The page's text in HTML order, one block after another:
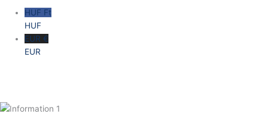
HUF Ft
HUF
EUR €
EUR